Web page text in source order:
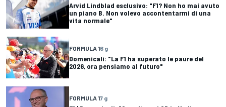
Arvid Lindblad esclusivo: "F1? Non ho mai avuto
un piano B. Non volevo accontentarmi di una
vita normale"
FORMULA 16 g
Domenicali: "La F1 ha superato le paure del
2026, ora pensiamo al futuro"
FORMULA 17 g